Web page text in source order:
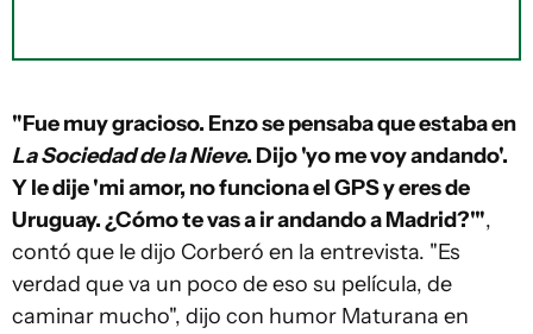
"Fue muy gracioso. Enzo se pensaba que estaba en
La Sociedad de la Nieve. Dijo 'yo me voy andando'.
Y le dije 'mi amor, no funciona el GPS y eres de
Uruguay. ¿Cómo te vas a ir andando a Madrid?'",
contó que le dijo Corberó en la entrevista. "Es
verdad que va un poco de eso su película, de
caminar mucho", dijo con humor Maturana en